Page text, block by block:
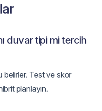
duvar tipi mi tercih
Test ve skor
planlayın.